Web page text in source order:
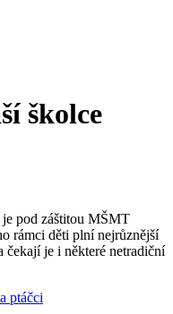
školce
pod záštitou MŠMT
rámci děti plní nejrůznější
je i některé netradiční
ptáčci